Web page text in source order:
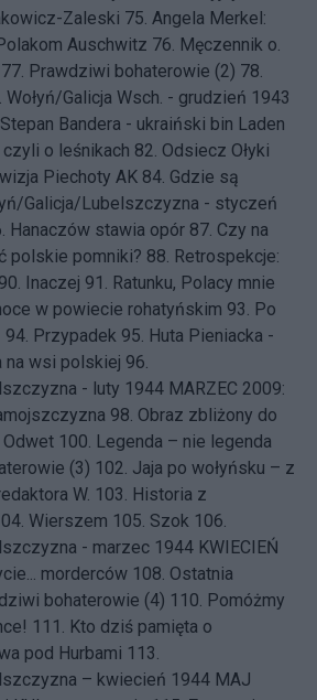
Zaleski 75. Angela Merkel:
Auschwitz 76. Męczennik o.
77. Prawdziwi bohaterowie (2) 78.
Wołyń/Galicja Wsch. - grudzień 1943
Stepan Bandera - ukraiński bin Laden
o leśnikach 82. Odsiecz Ołyki
Piechoty AK 84. Gdzie są
Galicja/Lubelszczyzna - styczeń
Hanaczów stawia opór 87. Czy na
polskie pomniki? 88. Retrospekcje:
90. Inaczej 91. Ratunku, Polacy mnie
w powiecie rohatyńskim 93. Po
94. Przypadek 95. Huta Pieniacka -
na wsi polskiej 96.
- luty 1944 MARZEC 2009:
98. Obraz zbliżony do
Odwet 100. Legenda – nie legenda
(3) 102. Jaja po wołyńsku – z
W. 103. Historia z
Wierszem 105. Szok 106.
- marzec 1944 KWIECIEŃ
morderców 108. Ostatnia
bohaterowie (4) 110. Pomóżmy
111. Kto dziś pamięta o
pod Hurbami 113.
– kwiecień 1944 MAJ